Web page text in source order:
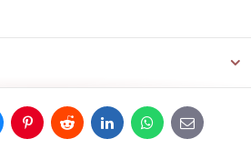
PinterestRedditLinkedInWhatsApp
E-
mail